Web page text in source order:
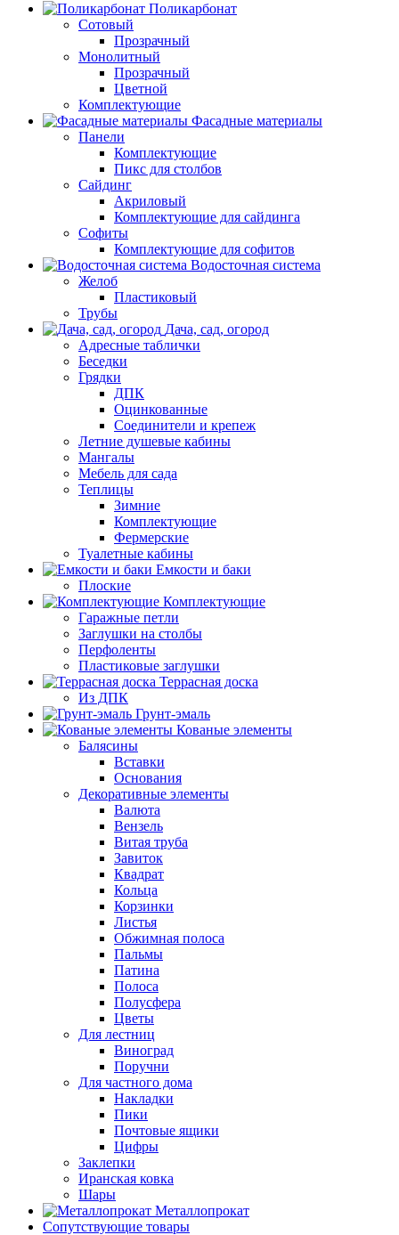
Поликарбонат
Сотовый
Прозрачный
Монолитный
Прозрачный
Цветной
Комплектующие
Фасадные материалы
Панели
Комплектующие
Пикс для столбов
Сайдинг
Акриловый
Комплектующие для сайдинга
Софиты
Комплектующие для софитов
Водосточная система
Желоб
Пластиковый
Трубы
Дача, сад, огород
Адресные таблички
Беседки
Грядки
ДПК
Оцинкованные
Соединители и крепеж
Летние душевые кабины
Мангалы
Мебель для сада
Теплицы
Зимние
Комплектующие
Фермерские
Туалетные кабины
Емкости и баки
Плоские
Комплектующие
Гаражные петли
Заглушки на столбы
Перфоленты
Пластиковые заглушки
Террасная доска
Из ДПК
Грунт-эмаль
Кованые элементы
Балясины
Вставки
Основания
Декоративные элементы
Валюта
Вензель
Витая труба
Завиток
Квадрат
Кольца
Корзинки
Листья
Обжимная полоса
Пальмы
Патина
Полоса
Полусфера
Цветы
Для лестниц
Виноград
Поручни
Для частного дома
Накладки
Пики
Почтовые ящики
Цифры
Заклепки
Иранская ковка
Шары
Металлопрокат
Сопутствующие товары